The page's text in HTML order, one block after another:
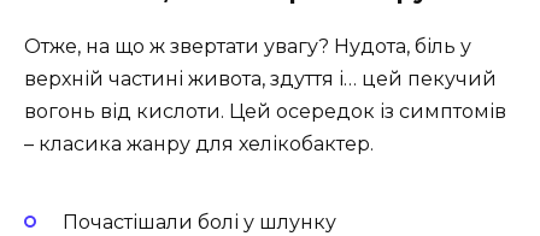
Отже, на що ж звертати увагу? Нудота, біль у
верхній частині живота, здуття і… цей пекучий
вогонь від кислоти. Цей осередок із симптомів
– класика жанру для хелікобактер.
Почастішали болі у шлунку